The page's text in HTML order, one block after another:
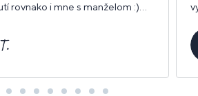
rovnako i mne s manželom :)